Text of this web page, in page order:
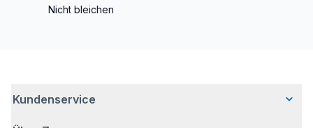
Nicht bleichen
Kundenservice